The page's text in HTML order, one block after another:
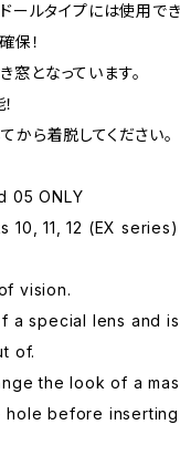
ールタイプには使用でき
保！
となっています。
から着脱してください。
05 ONLY
10, 11, 12 (EX
vision.
a special lens and
of.
the look of a
hole before